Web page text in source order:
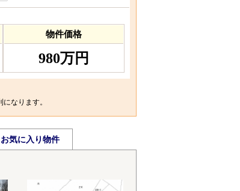
物件価格
980万円
なります。
お気に入り物件